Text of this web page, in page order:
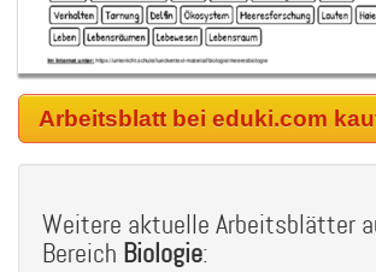
Arbeitsblatt bei eduki.com
Weitere aktuelle Arbeitsblätter
Bereich Biologie: